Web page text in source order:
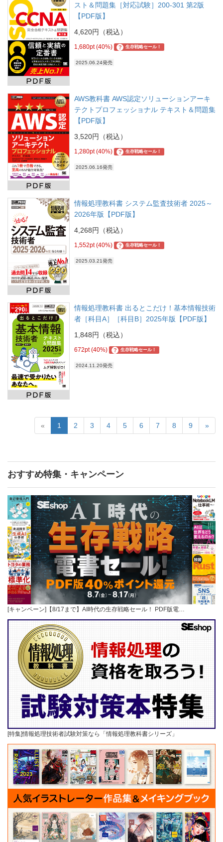
スト＆問題集［対応試験］200-301 第2版
【PDF版】
4,620円（税込）
1,680pt (40%) ? 生存戦略セール！
2025.06.24発売
AWS教科書 AWS認定ソリューションアーキ
テクトプロフェッショナル テキスト＆問題集
【PDF版】
3,520円（税込）
1,280pt (40%) ? 生存戦略セール！
2025.06.16発売
情報処理教科書 システム監査技術者 2025～
2026年版【PDF版】
4,268円（税込）
1,552pt (40%) ? 生存戦略セール！
2025.03.21発売
情報処理教科書 出るとこだけ！基本情報技術
者［科目A］［科目B］2025年版【PDF版】
1,848円（税込）
672pt (40%) ? 生存戦略セール！
2024.11.20発売
« 1 2 3 4 5 6 7 8 9 »
おすすめ特集・キャンペーン
[キャンペーン]【8/17まで】AI時代の生存戦略セール！ PDF版電…
[特集]情報処理技術者試験対策なら「情報処理教科書シリーズ」